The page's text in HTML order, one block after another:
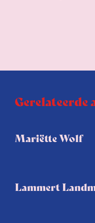
Gerelateerde
Mariëtte Wolf
Lammert